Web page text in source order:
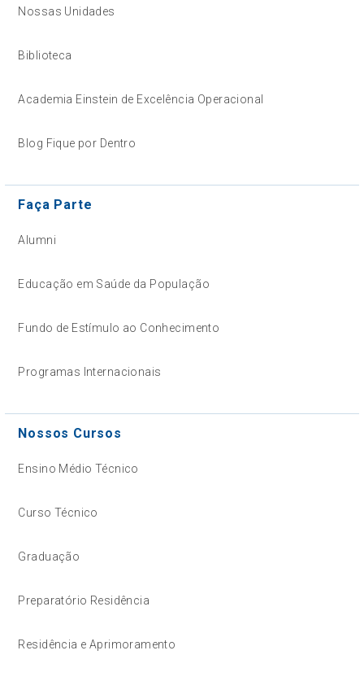
Nossas Unidades
Biblioteca
Academia Einstein de Excelência Operacional
Blog Fique por Dentro
Faça Parte
Alumni
Educação em Saúde da População
Fundo de Estímulo ao Conhecimento
Programas Internacionais
Nossos Cursos
Ensino Médio Técnico
Curso Técnico
Graduação
Preparatório Residência
Residência e Aprimoramento